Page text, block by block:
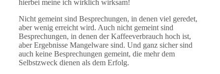
hierbei meine ich wirklich wirksam!
Nicht gemeint sind Besprechungen, in denen viel geredet,
aber wenig erreicht wird. Auch nicht gemeint sind
Besprechungen, in denen der Kaffeeverbrauch hoch ist,
aber Ergebnisse Mangelware sind. Und ganz sicher sind
auch keine Besprechungen gemeint, die mehr dem
Selbstzweck dienen als dem Erfolg.